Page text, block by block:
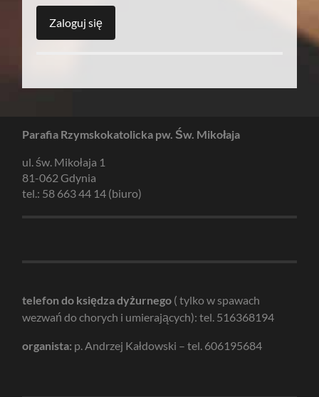
Parafia Rzymskokatolicka pw. Św. Mikołaja
ul. św. Mikołaja 1
81-062 Gdynia
tel.: 58 663 44 14 (biuro)
telefon do księdza dyżurnego ( tylko w spawach
wezwań do chorych i umierających): tel. 516368194
organista: p. Andrzej Kałdowski – tel. 606195684